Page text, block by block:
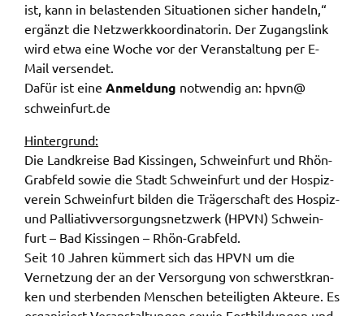
ist, kann in belas­ten­den Situa­tio­nen sicher handeln,“
ergänzt die Netz­werk­ko­or­di­na­to­rin. Der Zugangs­link
wird etwa eine Woche vor der Veran­stal­tung per E-
Mail versen­det.
Dafür ist eine Anmel­dung notwen­dig an: hpvn@​
schweinfurt.​de
Hinter­grund:
Die Land­krei­se Bad Kissin­gen, Schwein­furt und Rhön-
Grab­feld sowie die Stadt Schwein­furt und der Hospiz­
ver­ein Schwein­furt bilden die Träger­schaft des Hospiz-
und Pallia­tiv­ver­sor­gungs­netz­werk (HPVN) Schwein­
furt – Bad Kissin­gen – Rhön-Grab­feld.
Seit 10 Jahren kümmert sich das HPVN um die
Vernet­zung der an der Versor­gung von schwerst­kran­
ken und ster­ben­den Menschen betei­lig­ten Akteu­re. Es
EXTERNE MEDIEN
Wir weisen darauf hin, dass die Verarbeitung Ihrer
Daten bei Aktivierung dieser Auswahlaußerhalb
des Verantwortungsbereichs des Landratsamtes
Schweinfurt liegt und hierfür ausschließlich die
Datenschutzbestimmungen des Anbieters YouTube
gelten. Auf unserem Onlineangebot sind
Funktionen von YouTube zur Anzeige und
Wiedergabe von Videos eingebunden. Diese
Funktionen werden angeboten durch YouTube, LLC
901 Cherry Ave. San Bruno, CA 94066 USA,
unterliegen also nicht dem Schutzbereich der
Datenschutzgrundverordnung (DSGVO).
Hierbei wird der erweiterte Datenschutzmodus
verwendet, der nach Anbieterangaben eine